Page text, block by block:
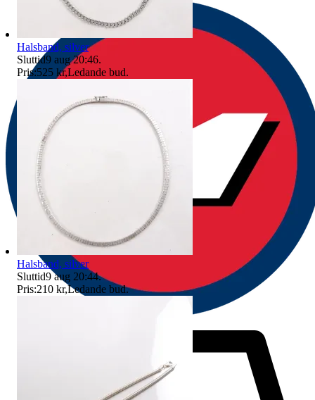
Halsband, silver
Sluttid9 aug 20:46.
Pris:525 kr,Ledande bud.
Halsband, silver
Sluttid9 aug 20:44.
Pris:210 kr,Ledande bud.